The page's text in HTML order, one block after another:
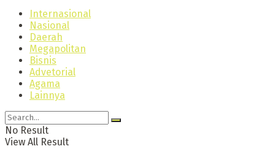
Internasional
Nasional
Daerah
Megapolitan
Bisnis
Advetorial
Agama
Lainnya
No Result
View All Result